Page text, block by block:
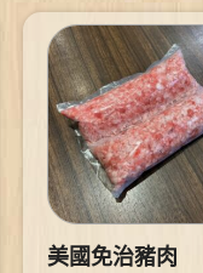
美國免治豬肉